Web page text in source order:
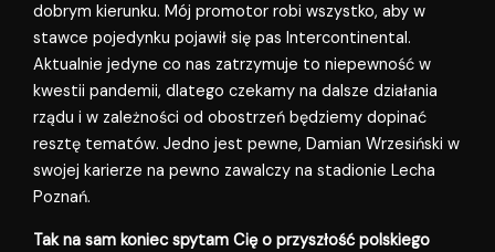
dobrym kierunku. Mój promotor robi wszystko, aby w
stawce pojedynku pojawił się pas Intercontinental.
Aktualnie jedyne co nas zatrzymuje to niepewność w
kwestii pandemii, dlatego czekamy na dalsze działania
rządu i w zależności od obostrzeń będziemy dopinać
resztę tematów. Jedno jest pewne, Damian Wrzesiński w
swojej karierze na pewno zawalczy na stadionie Lecha
Poznań.
Tak na sam koniec spytam Cię o przyszłość polskiego